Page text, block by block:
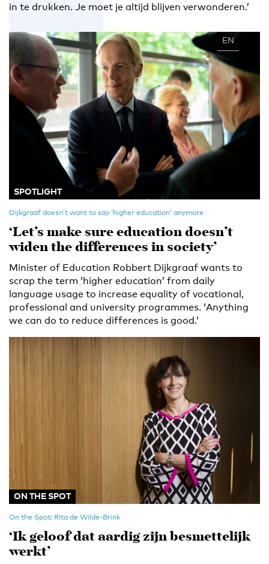
in te drukken. Je moet je altijd blijven verwonderen.’
EN
SPOTLIGHT
Dijkgraaf doesn’t want to say ‘higher education’ anymore
‘Let’s make sure education doesn’t
widen the differences in society’
Minister of Education Robbert Dijkgraaf wants to
scrap the term ‘higher education’ from daily
language usage to increase equality of vocational,
professional and university programmes. ‘Anything
we can do to reduce differences is good.’
ON THE SPOT
On the Spot: Rita de Wilde-Brink
‘Ik geloof dat aardig zijn besmettelijk
werkt’